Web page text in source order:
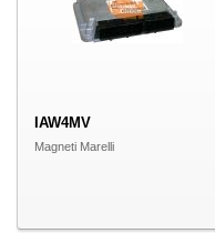
IAW4MV
Magneti Marelli